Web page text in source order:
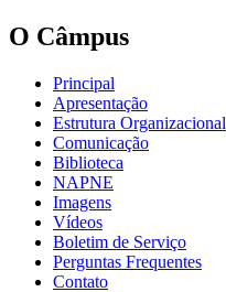
O Câmpus
Principal
Apresentação
Estrutura Organizacional
Comunicação
Biblioteca
NAPNE
Imagens
Vídeos
Boletim de Serviço
Perguntas Frequentes
Contato